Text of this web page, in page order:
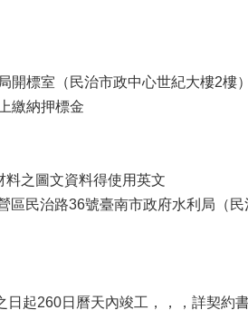
開標室（民治市政中心世紀大樓2樓）
繳納押標金
料之圖文資料得使用英文
區民治路36號臺南市政府水利局（
日起260日曆天內竣工，，，詳契約